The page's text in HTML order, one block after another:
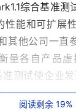
综合基准测
性能和可扩展
其他公司一直
量各自产品虚
准测试使企业
潜在技术创新
阅读剩余 19%